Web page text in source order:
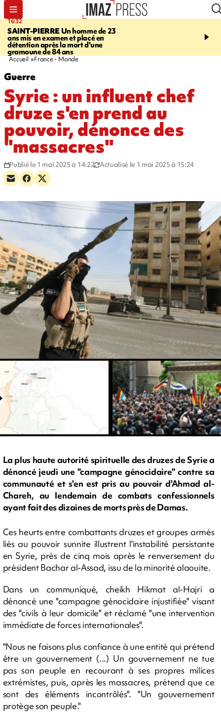
16:32
SAINT-PIERREUn homme de 23
ans mis en examen et placé en
détention après la mort d'une
gramoune de 84 ans
21:08
et Turquie scellent un
Accueil France - Monde
Guerre
Syrie : un influent chef
druze s'en prend au
pouvoir, dénonce des
"massacres"
Publié le 1 mai 2025 à 14:22 Actualisé le 1 mai 2025 à 15:24
La plus haute autorité spirituelle des druzes de Syrie a
dénoncé jeudi une "campagne génocidaire" contre sa
communauté et s'en est pris au pouvoir d'Ahmad al-
Chareh, au lendemain de combats confessionnels
ayant fait des dizaines de morts près de Damas.
Ces heurts entre combattants druzes et groupes armés
liés au pouvoir sunnite illustrent l'instabilité persistante
en Syrie, près de cinq mois après le renversement du
président Bachar al-Assad, issu de la minorité alaouite.
Dans un communiqué, cheikh Hikmat al-Hajri a
dénoncé une "campagne génocidaire injustifiée" visant
des "civils à leur domicile" et réclamé "une intervention
immédiate de forces internationales".
"Nous ne faisons plus confiance à une entité qui prétend
être un gouvernement (...) Un gouvernement ne tue
pas son peuple en recourant à ses propres milices
extrémistes, puis, après les massacres, prétend que ce
sont des éléments incontrôlés". "Un gouvernement
protège son peuple."